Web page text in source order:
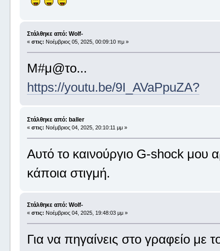
Στάλθηκε από: Wolf-
« στις: Νοέμβριος 05, 2025, 00:09:10 πμ »
Μ#μ@το...
https://youtu.be/9I_AVaPpuZA?
Στάλθηκε από: baller
« στις: Νοέμβριος 04, 2025, 20:10:11 μμ »
Αυτό το καινούργιο G-shock
κάποια στιγμή.
Στάλθηκε από: Wolf-
« στις: Νοέμβριος 04, 2025, 19:48:03 μμ »
Για να πηγαίνεις στο γραφείο με